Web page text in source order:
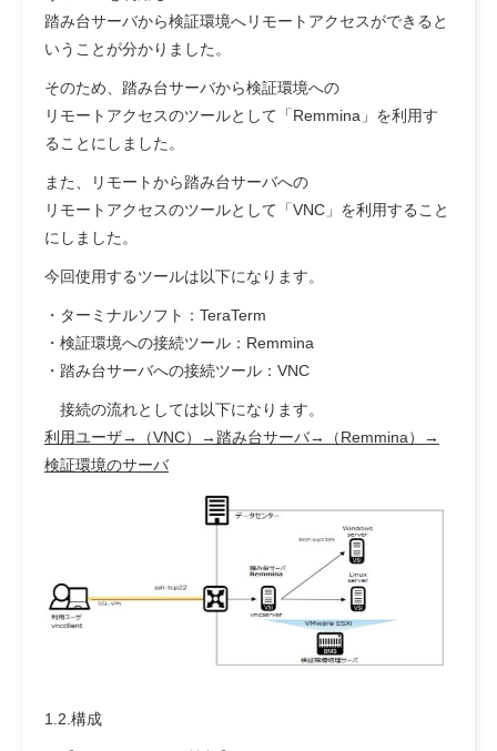
踏み台サーバから検証環境へリモートアクセスができると
いうことが分かりました。
そのため、踏み台サーバから検証環境への
リモートアクセスのツールとして「Remmina」を利用す
ることにしました。
また、リモートから踏み台サーバへの
リモートアクセスのツールとして「VNC」を利用すること
にしました。
今回使用するツールは以下になります。
・ターミナルソフト： TeraTerm
・検証環境への接続ツール： Remmina
・踏み台サーバへの接続ツール： VNC
接続の流れとしては以下になります。
利用ユーザ→（VNC）→踏み台サーバ→（Remmina）→
検証環境のサーバ
1.2.構成